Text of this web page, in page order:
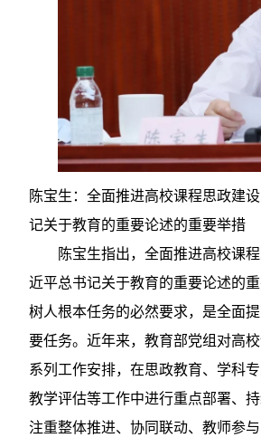
陈宝生：全面推进高校课程思政建
记关于教育的重要论述的重要举措
陈宝生指出，全面推进高校课
近平总书记关于教育的重要论述的
树人根本任务的必然要求，是全面
要任务。近年来，教育部党组对高
系列工作安排，在思政教育、学科专
教学评估等工作中进行重点部署、
注重整体推进、协同联动、教师参